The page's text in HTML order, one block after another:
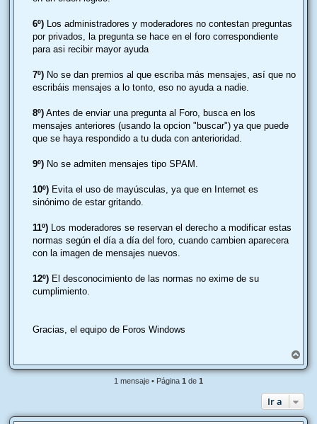
6º) Los administradores y moderadores no contestan preguntas
por privados, la pregunta se hace en el foro correspondiente
para asi recibir mayor ayuda
7º) No se dan premios al que escriba más mensajes, así que no
escribáis mensajes a lo tonto, eso no ayuda a nadie.
8º) Antes de enviar una pregunta al Foro, busca en los
mensajes anteriores (usando la opcion "buscar") ya que puede
que se haya respondido a tu duda con anterioridad.
9º) No se admiten mensajes tipo SPAM.
10º) Evita el uso de mayúsculas, ya que en Internet es
sinónimo de estar gritando.
11º) Los moderadores se reservan el derecho a modificar estas
normas según el día a día del foro, cuando cambien aparecera
con la imagen de mensajes nuevos.
12º) El desconocimiento de las normas no exime de su
cumplimiento.
Gracias, el equipo de Foros Windows
r
r
b
1 mensaje • Página 1 de 1
Ir a